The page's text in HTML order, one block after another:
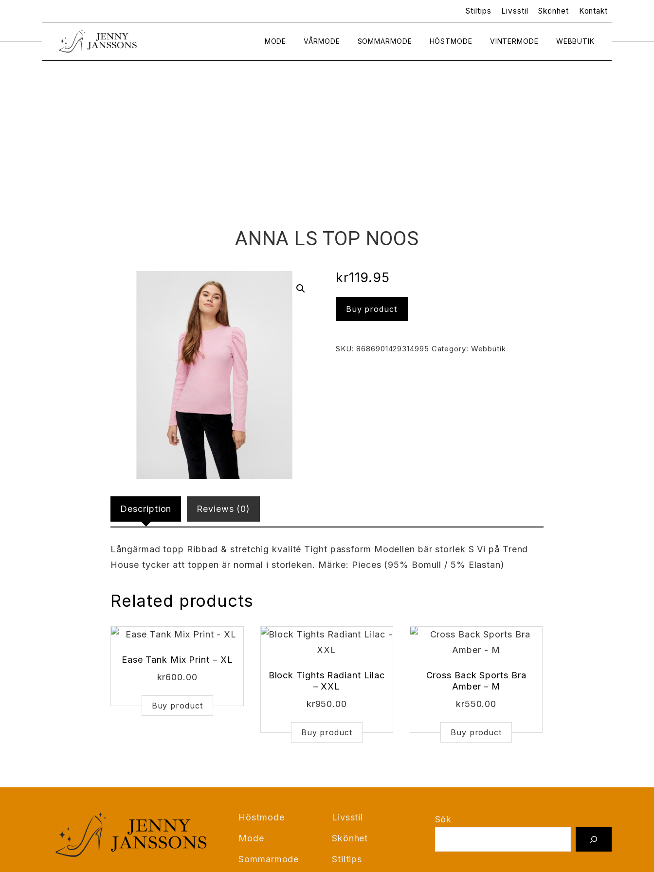
Stiltips Livsstil Skönhet Kontakt
MODE VÅRMODE SOMMARMODE HÖSTMODE VINTERMODE WEBBUTIK
ANNA LS TOP NOOS
kr119.95
Buy product
SKU:8686901429314995 Category: Webbutik
Description Reviews (0)
Långärmad topp Ribbad & stretchig kvalité Tight passform Modellen bär storlek S Vi på Trend
House tycker att toppen är normal i storleken. Märke: Pieces (95% Bomull / 5% Elastan)
Related products
Ease Tank Mix Print – XL
kr600.00
Buy product
Block Tights Radiant Lilac
– XXL
kr950.00
Buy product
Cross Back Sports Bra
Amber – M
kr550.00
Buy product
Höstmode Livsstil
Mode Skönhet
Sommarmode Stiltips
Sök